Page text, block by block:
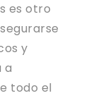
es otro
y
a
todo el